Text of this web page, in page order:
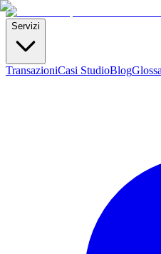
Servizi
TransazioniCasi StudioBlog